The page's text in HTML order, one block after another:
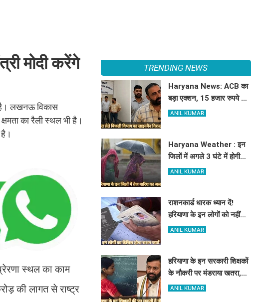
मोदी करेंगे
है। लखनऊ विकास
का रैली स्थल भी है।
स्थल का काम
की लागत से राष्ट्र
TRENDING NEWS
Haryana News: ACB का
बड़ा एक्शन, 15 हजार रुपये की
रिश्वत लेते बिजली निगम का
ANIL KUMAR
Haryana Weather : इन
जिलों में अगले 3 घंटे में होगी
तूफानी बारिश, मौसम विभाग में
ANIL KUMAR
राशनकार्ड धारक ध्यान दें!
हरियाणा के इन लोगों को नहीं
मिलेगा मुफ्त राशन, जाने क्या है
ANIL KUMAR
हरियाणा के इन सरकारी शिक्षकों
के नौकरी पर मंडराया खतरा,
राज्य सरकार ने जारी किया बड़ा
ANIL KUMAR